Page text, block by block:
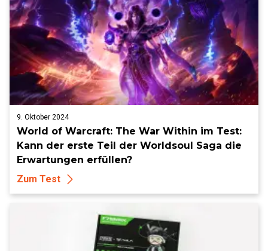
9. Oktober 2024
World of Warcraft: The War Within im Test:
Kann der erste Teil der Worldsoul Saga die
Erwartungen erfüllen?
Zum Test